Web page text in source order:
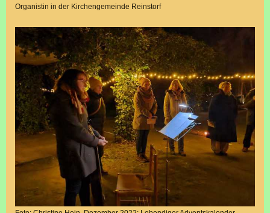
Organistin in der Kirchengemeinde Reinstorf